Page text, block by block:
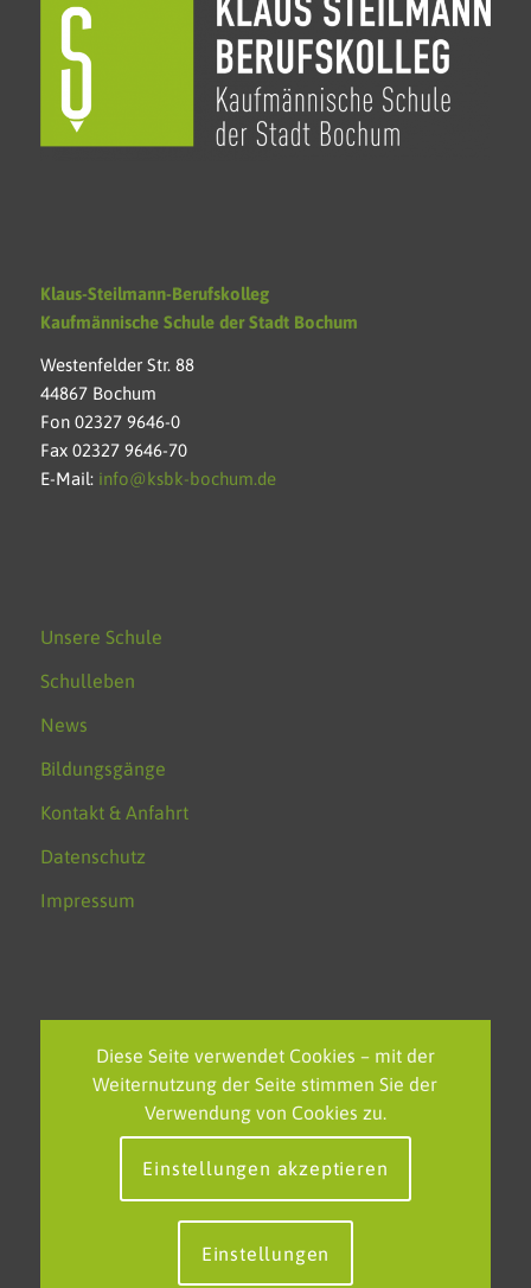
Klaus-Steilmann-Berufskolleg
Kaufmännische Schule der Stadt Bochum
Westenfelder Str. 88
44867 Bochum
Fon 02327 9646-0
Fax 02327 9646-70
E-Mail: info@ksbk-bochum.de
Unsere Schule
Schulleben
News
Bildungsgänge
Kontakt & Anfahrt
Datenschutz
Impressum
NEUESTE BEITRÄGE
Feierliche Verabschiedung des FOS-Polizei-Jahrgangs am
KSBK
EU-Projekttag am KSBK – Grenzenlos lernen in einem
starken Europa
Berufskolleg erweitert internationales Netzwerk
Diese Seite verwendet Cookies – mit der
Weiternutzung der Seite stimmen Sie der
Verwendung von Cookies zu.
Einstellungen akzeptieren
Einstellungen